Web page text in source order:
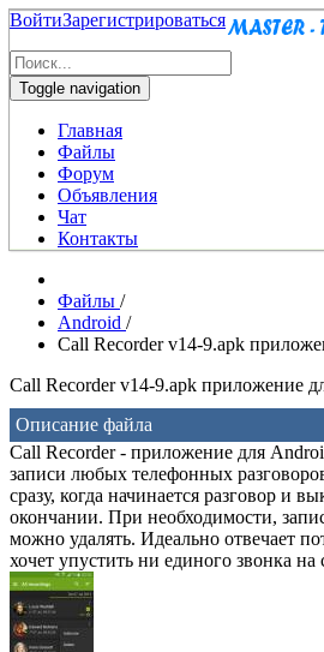
ВойтиЗарегистрироваться
Toggle navigation
Главная
Файлы
Форум
Объявления
Чат
Контакты
Файлы /
Android /
Call Recorder v14-9.apk
Call Recorder v14-9.apk приложение
Описание файла
Call Recorder - приложение для
записи любых телефонных
сразу, когда начинается разговор и
окончании. При необходимости,
можно удалять. Идеально отвечает
хочет упустить ни единого звонка на